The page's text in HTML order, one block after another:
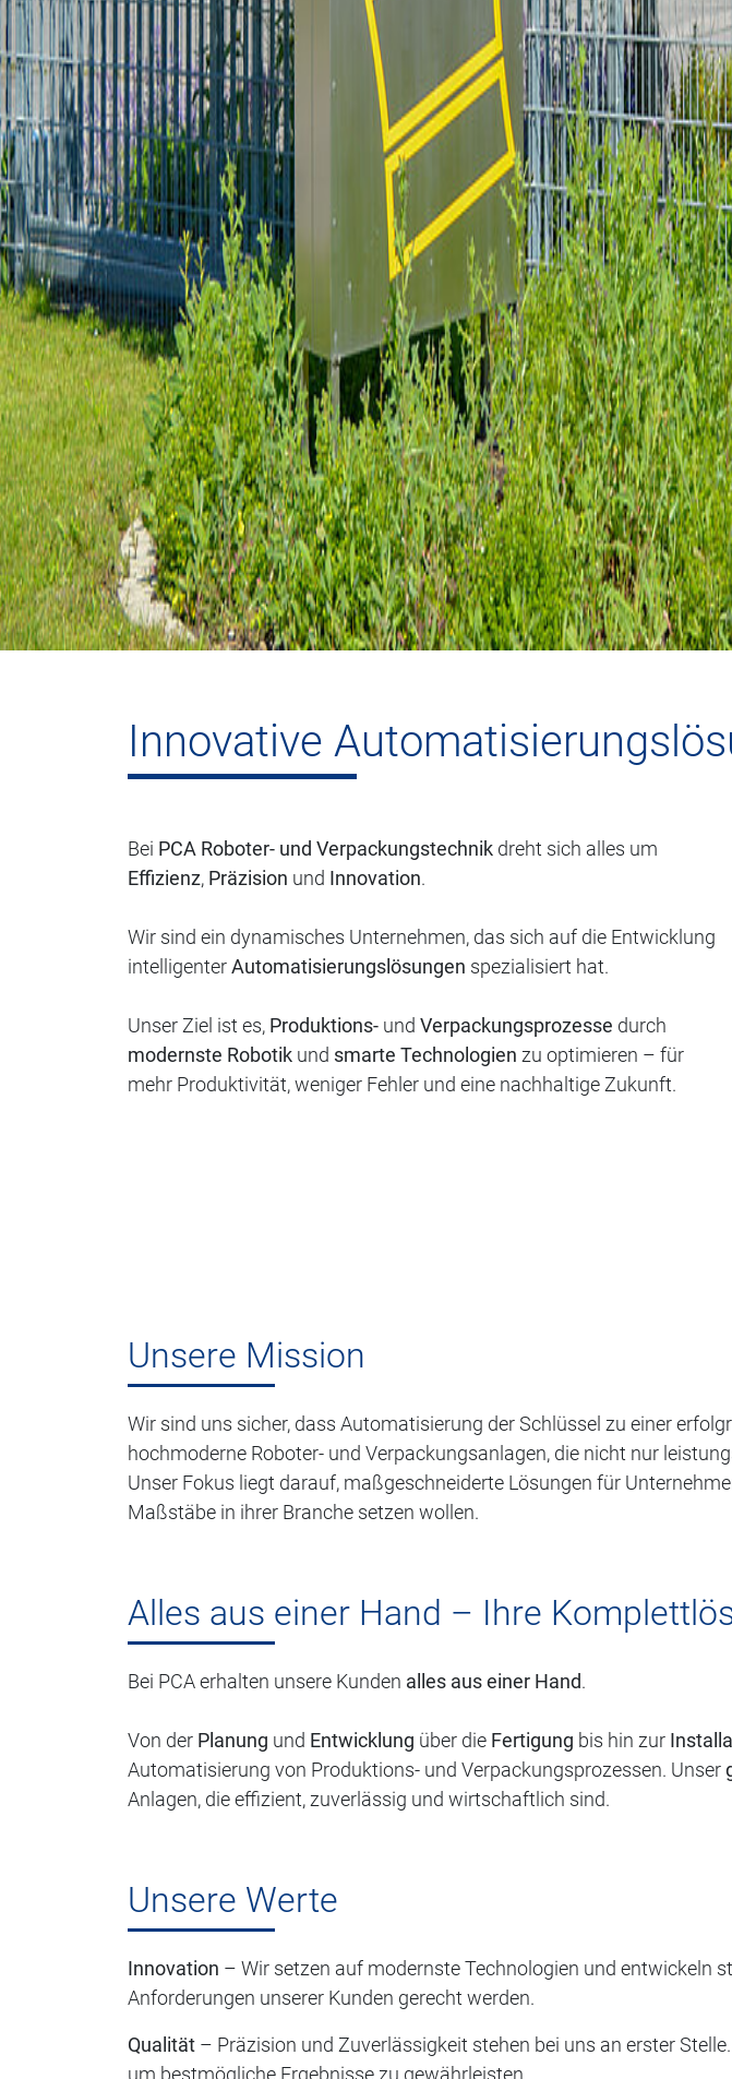
Innovative
Bei PCA Roboter- und Verpackungstechnik dreht sich alles um
Effizienz, Präzision und Innovation.
Wir sind ein dynamisches Unternehmen, das sich auf die Entwicklung
intelligenterAutomatisierungslösungen spezialisiert hat.
Unser Ziel ist es, Produktions- und Verpackungsprozesse durch
modernste Robotik und smarte Technologien zu optimieren – für
mehr Produktivität, weniger Fehler und eine nachhaltige Zukunft.
Unsere Mission
Wir sind uns sicher, dass Automatisierung der Schlüssel zu einer
hochmoderne Roboter- und Verpackungsanlagen, die nicht nur
Unser Fokus liegt darauf, maßgeschneiderte Lösungen für
Maßstäbe in ihrer Branche setzen wollen.
Alles aus einer Hand – Ihre
Bei PCA erhalten unsere Kunden alles aus einer Hand.
Von der Planung und Entwicklung über die Fertigung bis hin zur
Automatisierung von Produktions- und Verpackungsprozessen. Unser
Anlagen, die effizient, zuverlässig und wirtschaftlich sind.
Unsere Werte
Innovation – Wir setzen auf modernste Technologien und entwickeln
Anforderungen unserer Kunden gerecht werden.
Qualität – Präzision und Zuverlässigkeit stehen bei uns an erster
um bestmögliche Ergebnisse zu gewährleisten.